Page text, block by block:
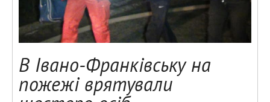
В Івано-Франківську на
пожежі врятували